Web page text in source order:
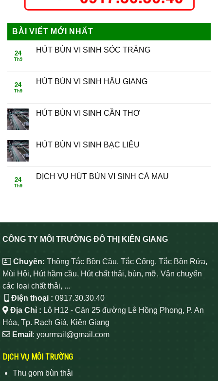
BÀI VIẾT MỚI NHẤT
24
Th9
HÚT BÙN VI SINH SÓC TRĂNG
24
Th9
HÚT BÙN VI SINH HẬU GIANG
HÚT BÙN VI SINH CẦN THƠ
HÚT BÙN VI SINH BẠC LIÊU
24
Th9
DỊCH VỤ HÚT BÙN VI SINH CÀ MAU
CÔNG TY MÔI TRƯỜNG ĐÔ THỊ KIÊN GIANG
Chuyên: Thông Tắc Bồn Cầu, Tắc Cống, Tắc Bồn Rửa,
Mùi Hôi, Hút hầm cầu, Hút chất thải, bùn, mỡ, Vận chuyển
các loại chất thải, ...
Điện thoại : 0917.30.30.40
Địa Chỉ : Lô H12 - Căn 25 đường Lê Hồng Phong, P. An
Hòa, Tp. Rạch Giá, Kiên Giang
Email : yourmail@gmail.com
DỊCH VỤ MÔI TRƯỜNG
Thu gom bùn thải